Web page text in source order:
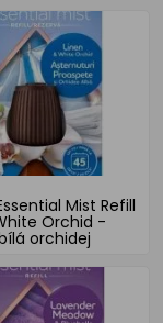
Mist Refill
Orchid -
orchidej
náplň 20 ml